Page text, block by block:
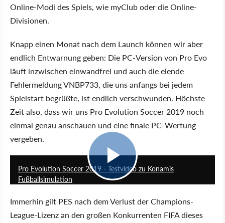
Online-Modi des Spiels, wie myClub oder die Online-
Divisionen.
Knapp einen Monat nach dem Launch können wir aber
endlich Entwarnung geben: Die PC-Version von Pro Evo
läuft inzwischen einwandfrei und auch die elende
Fehlermeldung VNBP733, die uns anfangs bei jedem
Spielstart begrüßte, ist endlich verschwunden. Höchste
Zeit also, dass wir uns Pro Evolution Soccer 2019 noch
einmal genau anschauen und eine finale PC-Wertung
vergeben.
Pro Evolution Soccer 2019 - Testvideo zu Konamis
Fußballsimulation
Immerhin gilt PES nach dem Verlust der Champions-
League-Lizenz an den großen Konkurrenten FIFA dieses